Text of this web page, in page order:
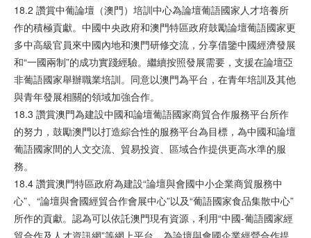
18.2 讚賞中葡論壇（澳門）培訓中心為論壇葡語國家人才培養所
作的積極貢獻。中國中央政府和澳門特區政府鼓勵論壇葡語國家更
多中高級官員來中國內地和澳門研修交流，分享借鑒中國經濟發展
和“一國兩制”的成功實踐經驗。繼續按照發展需要，支援在論壇亞
非葡語國家舉辦職業培訓。同意以澳門為平台，在青年培訓及其他
與青年發展相關的領域加強合作。
18.3 讚賞澳門為建設中國和論壇葡語國家商貿合作服務平台所作
的努力，鼓勵澳門以打造綜合性的服務平台為目標，為中國和論壇
葡語國家間的人文交流、貿易投資、區域合作提供更高水準的服
務。
18.4 讚賞澳門特區政府為建設“論壇與會國中小企業商貿服務中
心”、“論壇與會國經貿合作會展中心”以及“葡語國家食品集散中心”
所作的貢獻。認為可以依託澳門現有資源，利用“中國-葡語國家經
貿合作及人才資訊網”等網上平台，為論壇與會國企業經營合作提